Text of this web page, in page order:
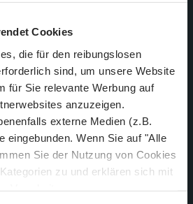
Cookies
die für den reibungslosen
sind, um unsere Website
für Sie relevante Werbung auf
anzuzeigen.
externe Medien (z.B.
eingebunden. Wenn Sie auf "Alle
Sie der Nutzung von Cookies
zu und erklären sich mit
sich, eine jüdische Familie vor